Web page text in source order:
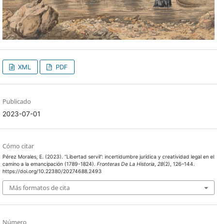
XML PDF
Publicado
2023-07-01
Cómo citar
Pérez Morales, E. (2023). “Libertad servil”: incertidumbre jurídica y creatividad legal en el
camino a la emancipación (1789-1824). Fronteras De La Historia, 28(2), 126–144.
https://doi.org/10.22380/20274688.2493
Más formatos de cita
Número